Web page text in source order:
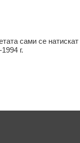
сами се
г.